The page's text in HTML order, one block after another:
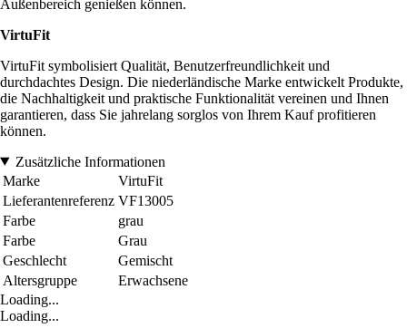
Außenbereich genießen können.
VirtuFit
VirtuFit symbolisiert Qualität, Benutzerfreundlichkeit und
durchdachtes Design. Die niederländische Marke entwickelt Produkte,
die Nachhaltigkeit und praktische Funktionalität vereinen und Ihnen
garantieren, dass Sie jahrelang sorglos von Ihrem Kauf profitieren
können.
Zusätzliche Informationen
Marke
VirtuFit
Lieferantenreferenz VF13005
Farbe
grau
Farbe
Grau
Geschlecht
Gemischt
Altersgruppe
Erwachsene
Loading...
Loading...